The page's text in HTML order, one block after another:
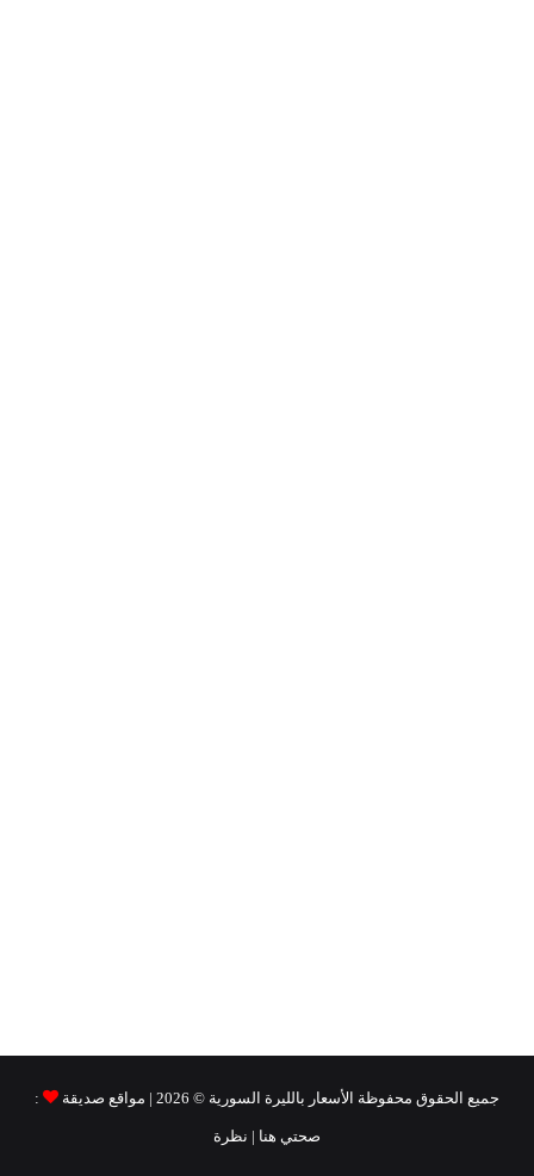
جميع الحقوق محفوظة الأسعار بالليرة السورية © :
صحتي هنا | نظرة